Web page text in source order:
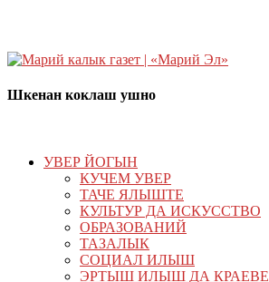
Шкенан коклаш ушно
УВЕР ЙОГЫН
КУЧЕМ УВЕР
ТАЧЕ ЯЛЫШТЕ
КУЛЬТУР ДА ИСКУССТВО
ОБРАЗОВАНИЙ
ТАЗАЛЫК
СОЦИАЛ ИЛЫШ
ЭРТЫШ ИЛЫШ ДА